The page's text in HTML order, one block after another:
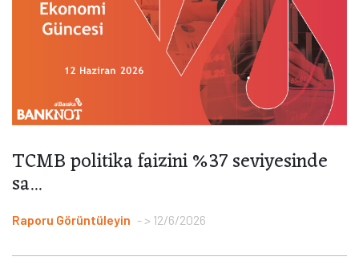
TCMB politika faizini %37 seviyesinde
sa...
Raporu Görüntüleyin > 12/6/2026